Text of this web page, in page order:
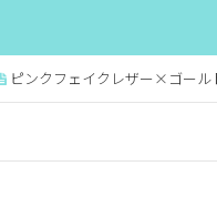
ピンクフェイクレザー×ゴール